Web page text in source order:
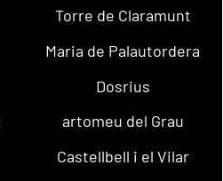
Torre de Claramunt
Maria de Palautordera
Dosrius
artomeu del Grau
Castellbell i el Vilar